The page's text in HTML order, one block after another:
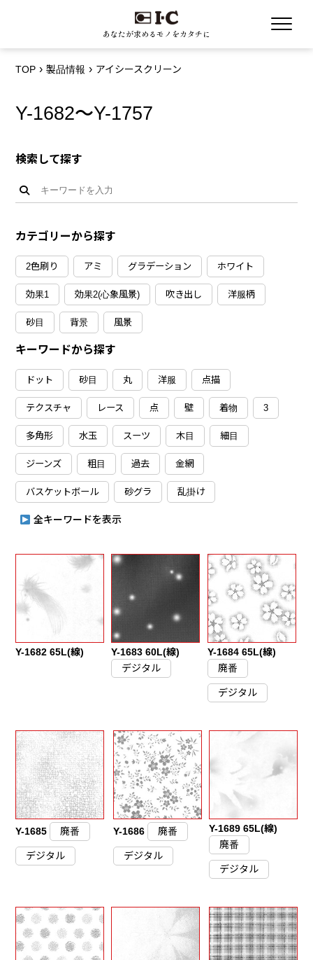
あなたが求めるモノをカタチに
TOP 製品情報 アイシースクリーン
Y-1682〜Y-1757
検索して探す
カテゴリーから探す
2色刷り アミ グラデーション ホワイト
効果1 効果2(心象風景) 吹き出し 洋服柄
砂目 背景 風景
キーワードから探す
ドット 砂目 丸 洋服 点描
テクスチャ レース 点 壁 着物 3
多角形 水玉 スーツ 木目 細目
ジーンズ 粗目 過去 金網
バスケットボール 砂グラ 乱掛け
全キーワードを表示
Y-1682 65L(線)
Y-1683 60L(線)
デジタル
Y-1684 65L(線)
廃番
デジタル
Y-1685 廃番
デジタル
Y-1686 廃番
デジタル
Y-1689 65L(線)
廃番
デジタル